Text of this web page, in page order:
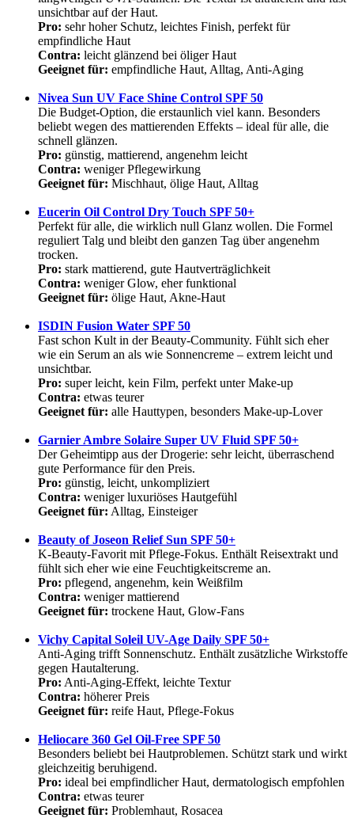
unsichtbar auf der Haut.
Pro: sehr hoher Schutz, leichtes Finish, perfekt für
empfindliche Haut
Contra: leicht glänzend bei öliger Haut
Geeignet für: empfindliche Haut, Alltag, Anti-Aging
Nivea Sun UV Face Shine Control SPF 50
Die Budget-Option, die erstaunlich viel kann. Besonders
beliebt wegen des mattierenden Effekts – ideal für alle, die
schnell glänzen.
Pro: günstig, mattierend, angenehm leicht
Contra: weniger Pflegewirkung
Geeignet für: Mischhaut, ölige Haut, Alltag
Eucerin Oil Control Dry Touch SPF 50+
Perfekt für alle, die wirklich null Glanz wollen. Die Formel
reguliert Talg und bleibt den ganzen Tag über angenehm
trocken.
Pro: stark mattierend, gute Hautverträglichkeit
Contra: weniger Glow, eher funktional
Geeignet für: ölige Haut, Akne-Haut
ISDIN Fusion Water SPF 50
Fast schon Kult in der Beauty-Community. Fühlt sich eher
wie ein Serum an als wie Sonnencreme – extrem leicht und
unsichtbar.
Pro: super leicht, kein Film, perfekt unter Make-up
Contra: etwas teurer
Geeignet für: alle Hauttypen, besonders Make-up-Lover
Garnier Ambre Solaire Super UV Fluid SPF 50+
Der Geheimtipp aus der Drogerie: sehr leicht, überraschend
gute Performance für den Preis.
Pro: günstig, leicht, unkompliziert
Contra: weniger luxuriöses Hautgefühl
Geeignet für: Alltag, Einsteiger
Beauty of Joseon Relief Sun SPF 50+
K-Beauty-Favorit mit Pflege-Fokus. Enthält Reisextrakt und
fühlt sich eher wie eine Feuchtigkeitscreme an.
Pro: pflegend, angenehm, kein Weißfilm
Contra: weniger mattierend
Geeignet für: trockene Haut, Glow-Fans
Vichy Capital Soleil UV-Age Daily SPF 50+
Anti-Aging trifft Sonnenschutz. Enthält zusätzliche Wirkstoffe
gegen Hautalterung.
Pro: Anti-Aging-Effekt, leichte Textur
Contra: höherer Preis
Geeignet für: reife Haut, Pflege-Fokus
Heliocare 360 Gel Oil-Free SPF 50
Besonders beliebt bei Hautproblemen. Schützt stark und wirkt
gleichzeitig beruhigend.
Pro: ideal bei empfindlicher Haut, dermatologisch empfohlen
Contra: etwas teurer
Geeignet für: Problemhaut, Rosacea